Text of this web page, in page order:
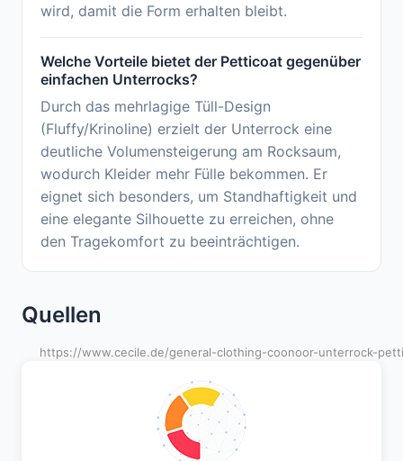
wird, damit die Form erhalten bleibt.
Welche Vorteile bietet der Petticoat gegenüber
einfachen Unterrocks?
Durch das mehrlagige Tüll-Design
(Fluffy/Krinoline) erzielt der Unterrock eine
deutliche Volumensteigerung am Rocksaum,
wodurch Kleider mehr Fülle bekommen. Er
eignet sich besonders, um Standhaftigkeit und
eine elegante Silhouette zu erreichen, ohne
den Tragekomfort zu beeinträchtigen.
Quellen
https://www.cecile.de/general-clothing-coonoor-unterrock-